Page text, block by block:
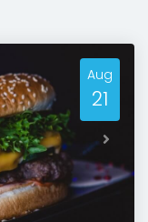
Next
Aug
21